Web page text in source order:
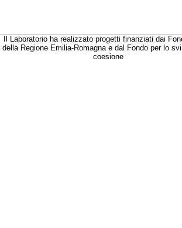
Il Laboratorio ha realizzato progetti finanziati dai
della Regione Emilia-Romagna e dal Fondo per lo
coesione